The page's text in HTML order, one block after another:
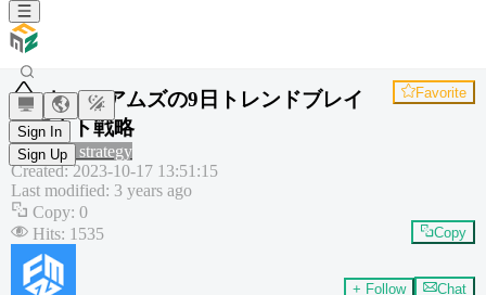
Sign In
Sign Up
ウィリアムズの9日トレンドブレイ
クアウト戦略
Favorite
Common strategy
Created:2023-10-17 13:51:15
Last modified: 3 years ago
Copy: 0
Hits: 1535 Copy
+ Follow Chat